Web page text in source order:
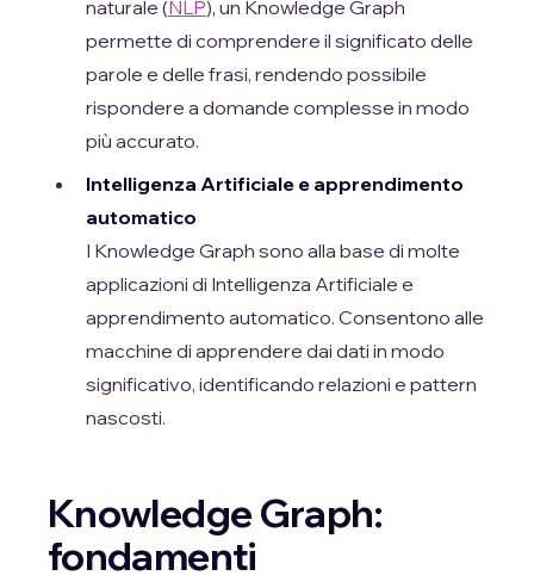
naturale (NLP), un Knowledge Graph
permette di comprendere il significato delle
parole e delle frasi, rendendo possibile
rispondere a domande complesse in modo
più accurato.
Intelligenza Artificiale e apprendimento
automatico
I Knowledge Graph sono alla base di molte
applicazioni di Intelligenza Artificiale e
apprendimento automatico. Consentono alle
macchine di apprendere dai dati in modo
significativo, identificando relazioni e pattern
nascosti.
Knowledge Graph:
fondamenti